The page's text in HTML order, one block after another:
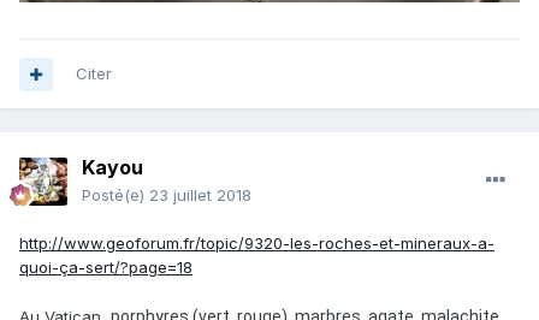
Citer
Kayou
Posté(e) 23 juillet 2018
http://www.geoforum.fr/topic/9320-les-roches-et-mineraux-a-
quoi-ça-sert/?page=18